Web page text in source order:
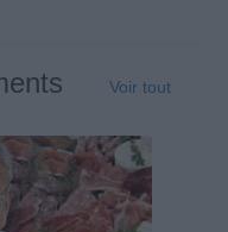
Voir tout